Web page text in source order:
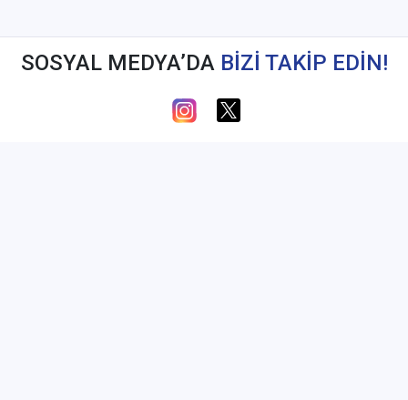
SOSYAL MEDYA’DA BİZİ TAKİP EDİN!